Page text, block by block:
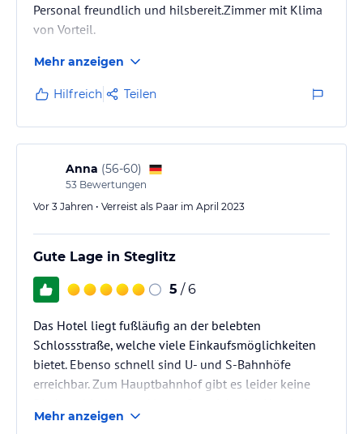
Personal freundlich und hilsbereit.Zimmer mit Klima
von Vorteil.
Mehr anzeigen
Hilfreich Teilen
Anna (56-60)
53 Bewertungen
Vor 3 Jahren • Verreist als Paar im April 2023
Gute Lage in Steglitz
5 / 6
Das Hotel liegt fußläufig an der belebten
Schlossstraße, welche viele Einkaufsmöglichkeiten
bietet. Ebenso schnell sind U- und S-Bahnhöfe
erreichbar. Zum Hauptbahnhof gibt es leider keine
überhaupt nicht ansprechend aus, von innen
Mehr anzeigen